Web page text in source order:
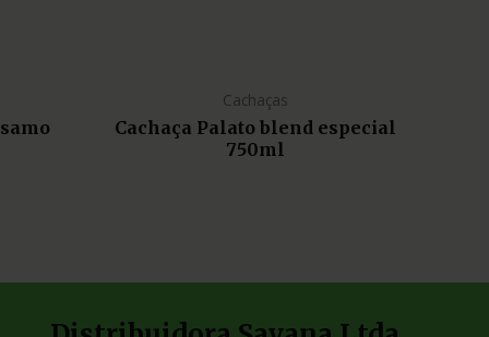
Cachaças
Cachaça Palato blend especial
750ml